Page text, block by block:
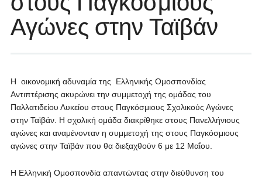
Αγώνες στην Ταϊβάν
Η οικονομική αδυναμία της Ελληνικής Ομοσπονδίας
Αντιπτέρισης ακυρώνει την συμμετοχή της ομάδας του
Παλλατιδείου Λυκείου στους Παγκόσμιους Σχολικούς Αγώνες
στην Ταϊβάν. Η σχολική ομάδα διακρίθηκε στους Πανελλήνιους
αγώνες και αναμένονταν η συμμετοχή της στους Παγκόσμιους
αγώνες στην Ταϊβάν που θα διεξαχθούν 6 με 12 Μαΐου.
Η Ελληνική Ομοσπονδία απαντώντας στην διεύθυνση του